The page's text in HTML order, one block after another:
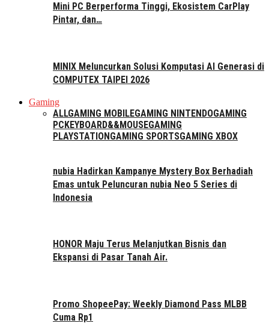
Mini PC Berperforma Tinggi, Ekosistem CarPlay
Pintar, dan…
MINIX Meluncurkan Solusi Komputasi AI Generasi di
COMPUTEX TAIPEI 2026
Gaming
ALLGAMING MOBILEGAMING NINTENDOGAMING
PC KEYBOARD&&MOUSEGAMING
PLAYSTATION GAMING SPORTSGAMING XBOX
nubia Hadirkan Kampanye Mystery Box Berhadiah
Emas untuk Peluncuran nubia Neo 5 Series di
Indonesia
HONOR Maju Terus Melanjutkan Bisnis dan
Ekspansi di Pasar Tanah Air.
Promo ShopeePay: Weekly Diamond Pass MLBB
Cuma Rp1